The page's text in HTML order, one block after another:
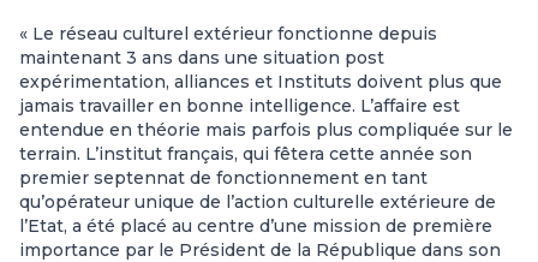
« Le réseau culturel extérieur fonctionne depuis
maintenant 3 ans dans une situation post
expérimentation, alliances et Instituts doivent plus que
jamais travailler en bonne intelligence. L’affaire est
entendue en théorie mais parfois plus compliquée sur le
terrain. L’institut français, qui fêtera cette année son
premier septennat de fonctionnement en tant
qu’opérateur unique de l’action culturelle extérieure de
l’Etat, a été placé au centre d’une mission de première
importance par le Président de la République dans son